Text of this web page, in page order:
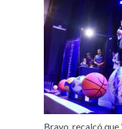
Bravo, recalcó que